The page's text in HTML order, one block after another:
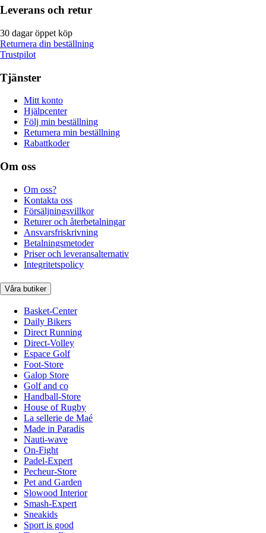
Leverans och retur
30 dagar öppet köp
Returnera din beställning
Trustpilot
Tjänster
Mitt konto
Hjälpcenter
Följ min beställning
Returnera min beställning
Rabattkoder
Om oss
Om oss?
Kontakta oss
Försäljningsvillkor
Returer och återbetalningar
Ansvarsfriskrivning
Betalningsmetoder
Priser och leveransalternativ
Integritetspolicy
Våra butiker
Basket-Center
Daily Bikers
Direct Running
Direct-Volley
Espace Golf
Foot-Store
Galop Store
Golf and co
Handball-Store
House of Rugby
La sellerie de Maé
Made in Paradis
Nauti-wave
On-Fight
Padel-Expert
Pecheur-Store
Pet and Garden
Slowood Interior
Smash-Expert
Sneakids
Sport is good